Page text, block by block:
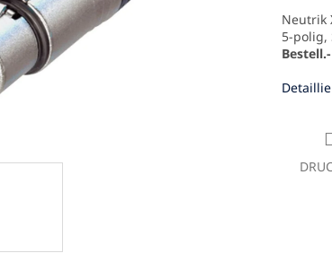
Neutrik
5-polig,